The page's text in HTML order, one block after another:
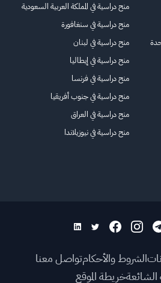
منح دراسية في المملكة العربية السعودية
منح دراسية في سنغافورة
منح دراسية في لبنان
منح دراسية في إيطاليا
منح دراسية في فرنسا
منح دراسية في جنوب أفريقيا
منح دراسية في العراق
منح دراسية في نيوزيلاندا
الشروط والأحكامتواصل معنا
الشائعةخريطة الموقع